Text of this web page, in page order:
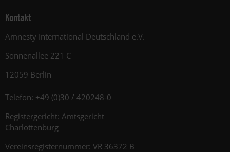
Kontakt
Amnesty International Deutschland e.V.
Sonnenallee 221 C
12059 Berlin
Telefon: +49 (0)30 / 420248-0
Registergericht: Amtsgericht
Charlottenburg
Vereinsregisternummer: VR 36372 B